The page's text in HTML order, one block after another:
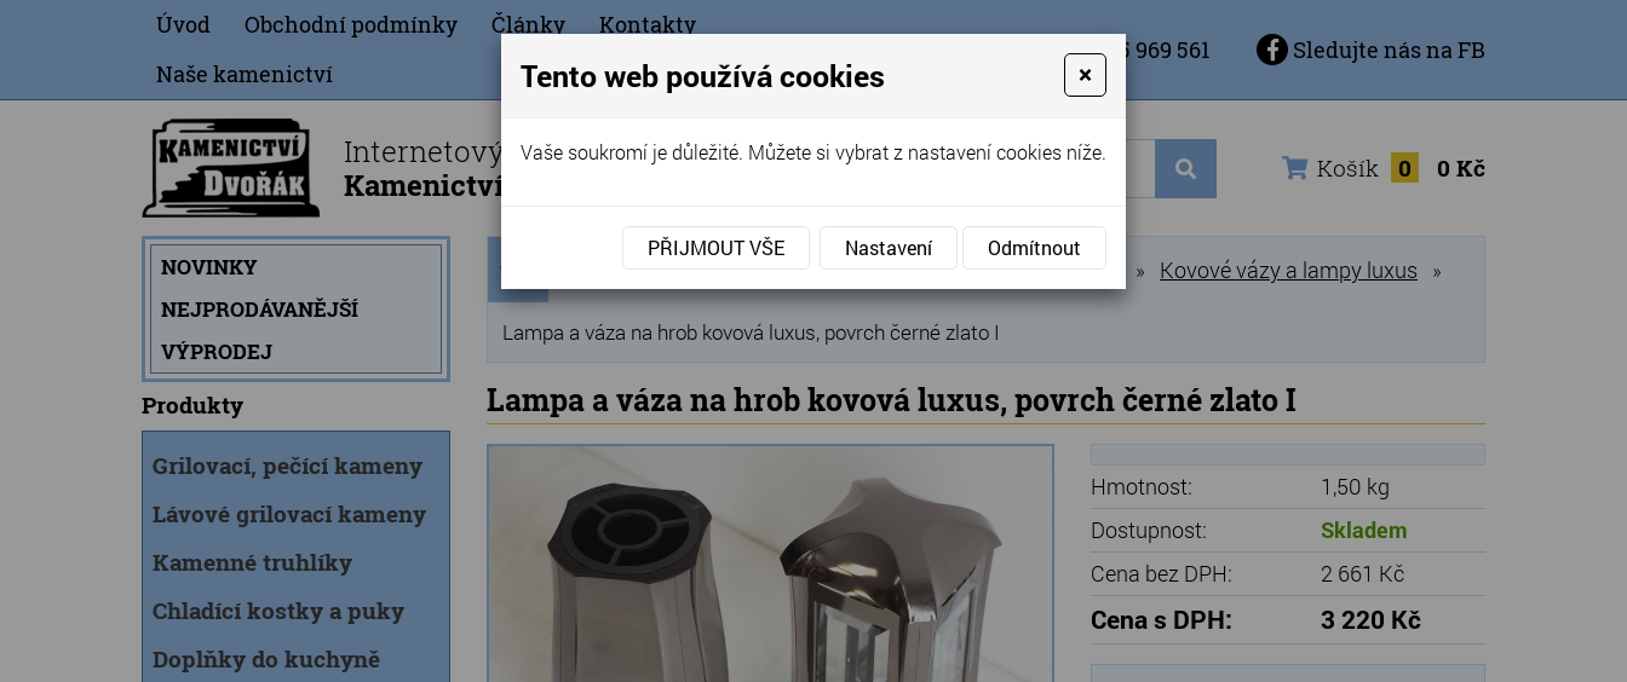
Úvod Obchodní podmínky Články
Kontakty
Naše kamenictví
+420 725 969 561 Sledujte nás na FB
Internetový obchod
Kamenictví Dvořák - Telč
Košík 0 0 Kč
NOVINKY
NEJPRODÁVANĚJŠÍ
VÝPRODEJ
Produkty
Grilovací, pečící kameny
Lávové grilovací kameny
Kamenné truhlíky
Chladící kostky a puky
Doplňky do kuchyně
stránka
Produkty » Hřbitovní doplňky » Hřbitovní lucerny a vázy » Kovové vázy a lampy luxus »
Lampa a váza na hrob kovová luxus, povrch černé zlato I
Lampa a váza na hrob kovová luxus, povrch černé zlato I
Hmotnost:
1,50 kg
Dostupnost:
Skladem
Cena bez DPH:
2 661 Kč
Cena s DPH: 3 220 Kč
Tento web používá cookies ×
Vaše soukromí je důležité. Můžete si vybrat z nastavení cookies níže.
PŘIJMOUT VŠE Nastavení Odmítnout